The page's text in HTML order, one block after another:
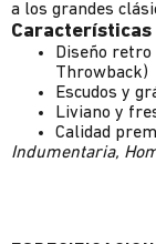
a los grandes
Características
Diseño retro
Throwback)
Escudos y
Liviano y
Calidad
Indumentaria,